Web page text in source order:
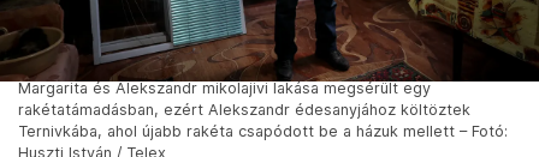
Margarita és Alekszandr mikolajivi lakása megsérült egy
rakétatámadásban, ezért Alekszandr édesanyjához költöztek
Ternivkába, ahol újabb rakéta csapódott be a házuk mellett – Fotó:
Huszti István / Telex